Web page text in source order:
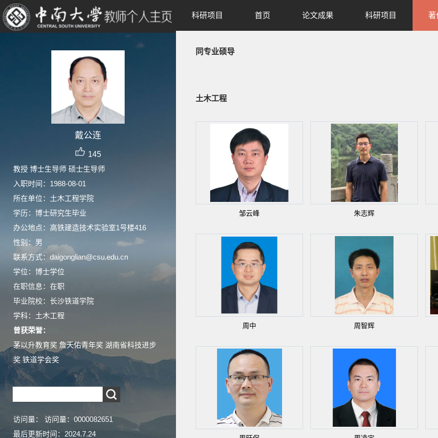
戴公连
145
教授 博士生导师 硕士生导师
入职时间：1988-08-01
所在单位：土木工程学院
学历：博士研究生毕业
办公地点：高铁建造技术实验室1号楼416
性别：男
联系方式：daigonglian@csu.edu.cn
学位：博士学位
在职信息：在职
毕业院校：长沙铁道学院
学科：土木工程
曾获荣誉：
茅以升教育奖 詹天佑青年奖 湖南省科技进步
奖 铁道学会奖
访问量： 访问量： 0000082651
最后更新时间： 2024.7.24
科研项目 首页 论文成果 科研项目 著
同专业硕导
土木工程
邹云峰 朱志辉
周中 周智辉